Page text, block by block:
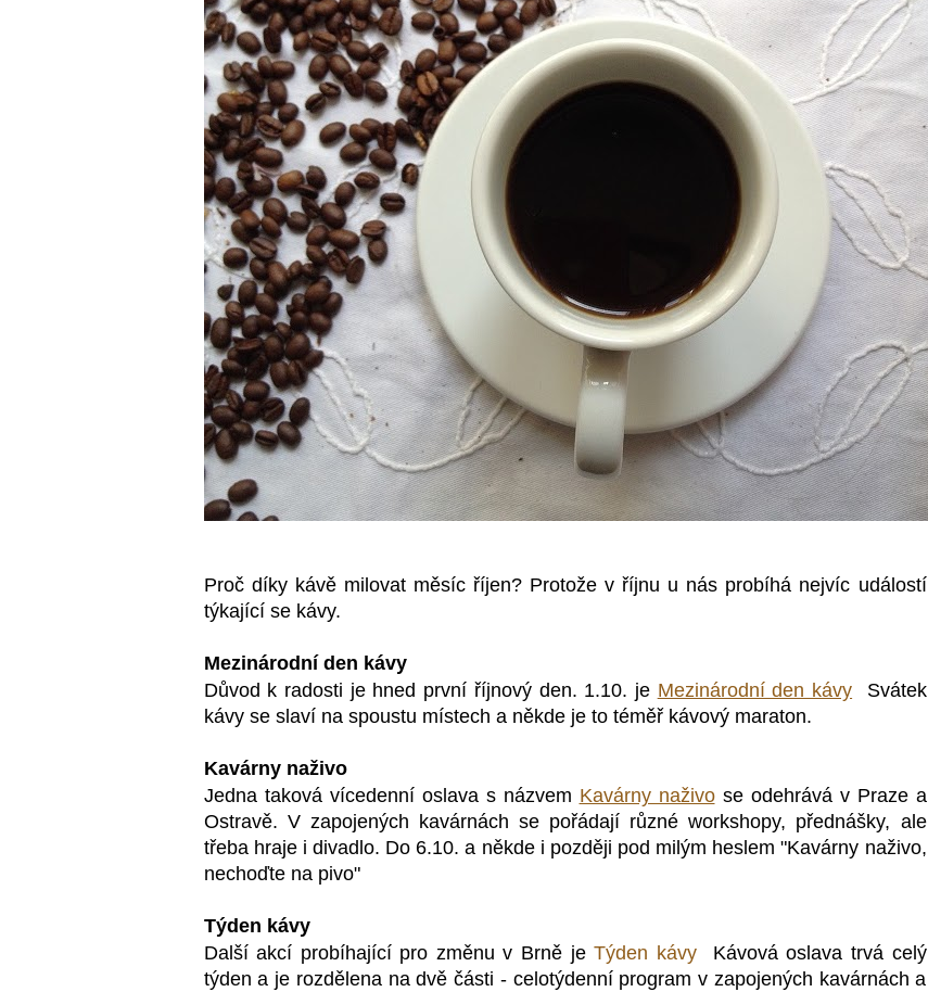
Proč díky kávě milovat měsíc říjen? Protože v říjnu u nás probíhá nejvíc událostí
týkající se kávy.
Mezinárodní den kávy
Důvod k radosti je hned první říjnový den. 1.10. je Mezinárodní den kávy Svátek
kávy se slaví na spoustu místech a někde je to téměř kávový maraton.
Kavárny naživo
Jedna taková vícedenní oslava s názvem Kavárny naživose odehrává v Praze a
Ostravě. V zapojených kavárnách se pořádají různé workshopy, přednášky, ale
třeba hraje i divadlo. Do 6.10. a někde i později pod milým heslem "Kavárny naživo,
nechoďte na pivo"
Týden kávy
Další akcí probíhající pro změnu v Brně jeTýden kávy
Kávová oslava trvá celý
týden a je rozdělena na dvě části - celotýdenní program v zapojených kavárnách a